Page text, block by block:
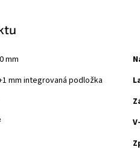
mm
mm integrovaná podložka